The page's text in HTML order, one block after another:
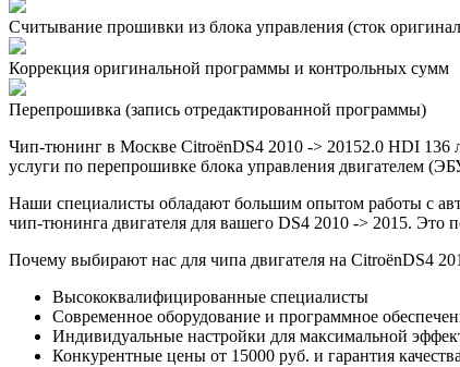
Считывание прошивки из блока управления (сток
Коррекция оригинальной программы и контрольных сумм
Перепрошивка (запись отредактированной программы)
Чип-тюнинг в Москве CitroënDS4 2010 -> 20152.0 HDI 136
услуги по перепрошивке блока управления двигателем
Наши специалисты обладают большим опытом работы с
чип-тюнинга двигателя для вашего DS4 2010 -> 2015. Это
Почему выбирают нас для чипа двигателя на CitroënDS4
Высококвалифицированные специалисты
Современное оборудование и программное
Индивидуальные настройки для максимальной
Конкурентные цены от 15000 руб. и гарантия качества